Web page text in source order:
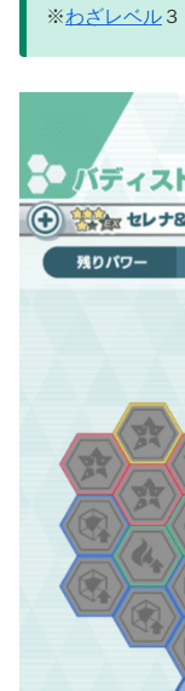
※わざレベル ３